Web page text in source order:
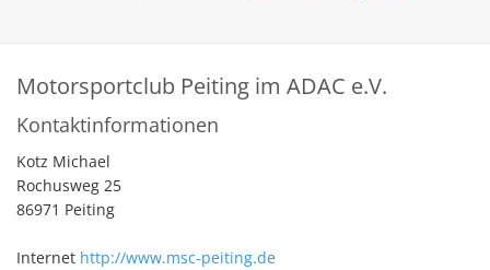
Motorsportclub Peiting im ADAC e.V.
Kontaktinformationen
Kotz Michael
Rochusweg 25
86971 Peiting
Internet http://www.msc-peiting.de